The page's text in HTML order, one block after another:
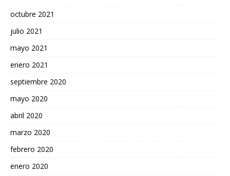
octubre 2021
julio 2021
mayo 2021
enero 2021
septiembre 2020
mayo 2020
abril 2020
marzo 2020
febrero 2020
enero 2020